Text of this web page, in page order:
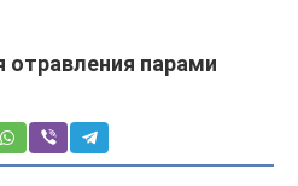
парами